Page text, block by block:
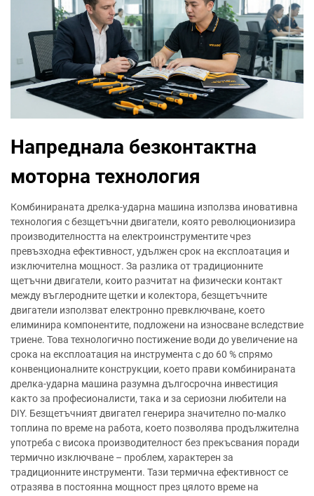
Напреднала безконтактна
моторна технология
Комбинираната дрелка-ударна машина използва иновативна
технология с безщетъчни двигатели, която революционизира
производителността на електроинструментите чрез
превъзходна ефективност, удължен срок на експлоатация и
изключителна мощност. За разлика от традиционните
щетъчни двигатели, които разчитат на физически контакт
между въглеродните щетки и колектора, безщетъчните
двигатели използват електронно превключване, което
елиминира компонентите, подложени на износване вследствие
триене. Това технологично постижение води до увеличение на
срока на експлоатация на инструмента с до 60 % спрямо
конвенционалните конструкции, което прави комбинираната
дрелка-ударна машина разумна дългосрочна инвестиция
както за професионалисти, така и за сериозни любители на
DIY. Безщетъчният двигател генерира значително по-малко
топлина по време на работа, което позволява продължителна
употреба с висока производителност без прекъсвания поради
термично изключване – проблем, характерен за
традиционните инструменти. Тази термична ефективност се
отразява в постоянна мощност през цялото време на